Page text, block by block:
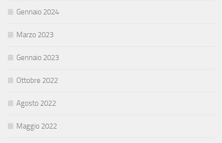
Gennaio 2024
Marzo 2023
Gennaio 2023
Ottobre 2022
Agosto 2022
Maggio 2022